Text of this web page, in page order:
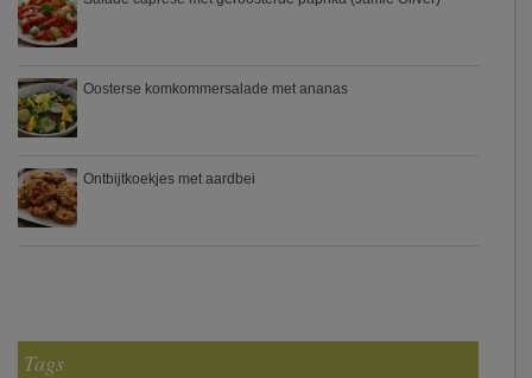
Oosterse komkommersalade met ananas
Ontbijtkoekjes met aardbei
Tags